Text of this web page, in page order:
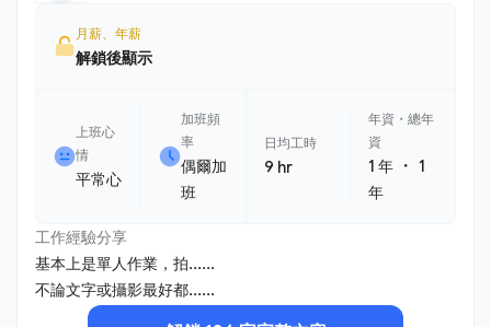
月薪、年薪
解鎖後顯示
上班心
情
平常心
加班頻
率
偶爾加
班
日均工時
9 hr
年資・總年
資
1 年 ・1
年
工作經驗分享
基本上是單人作業，拍......
不論文字或攝影最好都......